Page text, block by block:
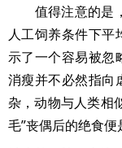
值得注意的是，
人工饲养条件下平
示了一个容易被忽
消瘦并不必然指向
杂，动物与人类相
毛”丧偶后的绝食便